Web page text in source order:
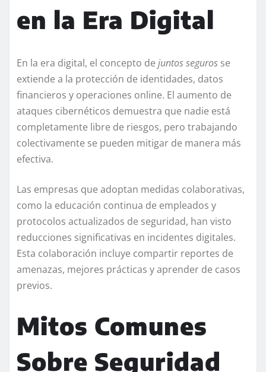
en la Era Digital
En la era digital, el concepto de juntos seguros se
extiende a la protección de identidades, datos
financieros y operaciones online. El aumento de
ataques cibernéticos demuestra que nadie está
completamente libre de riesgos, pero trabajando
colectivamente se pueden mitigar de manera más
efectiva.
Las empresas que adoptan medidas colaborativas,
como la educación continua de empleados y
protocolos actualizados de seguridad, han visto
reducciones significativas en incidentes digitales.
Esta colaboración incluye compartir reportes de
amenazas, mejores prácticas y aprender de casos
previos.
Mitos Comunes
Sobre Seguridad